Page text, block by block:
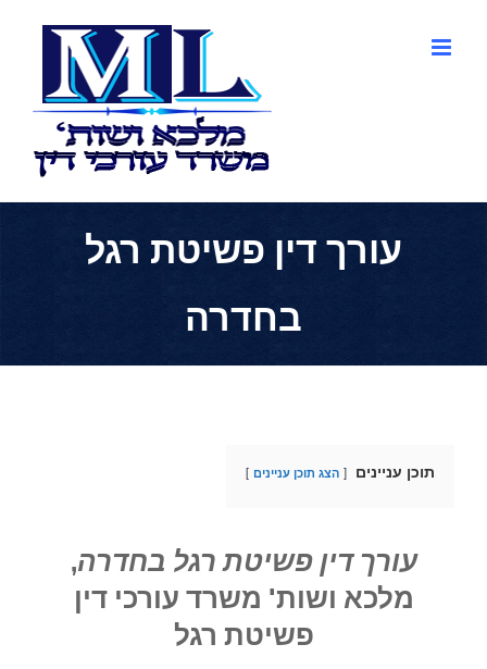
עורך דין פשיטת רגל
בחדרה
תוכן עניינים הצג תוכן עניינים
עורך דין פשיטת רגל בחדרה,
מלכא ושות' משרד עורכי דין
פשיטת רגל